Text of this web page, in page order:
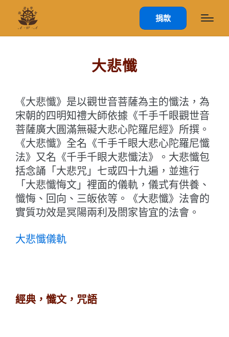
捐款
大悲懺
《大悲懺》是以觀世音菩薩為主的懺法，為
宋朝的四明知禮大師依據《千手千眼觀世音
菩薩廣大圓滿無礙大悲心陀羅尼經》所撰。
《大悲懺》全名《千手千眼大悲心陀羅尼懺
法》又名《千手千眼大悲懺法》。大悲懺包
括念誦「大悲咒」七或四十九遍，並進行
「大悲懺悔文」裡面的儀軌，儀式有供養、
懺悔、回向、三皈依等。《大悲懺》法會的
實質功效是冥陽兩利及閤家皆宜的法會。
大悲懺儀軌
經典，懺文，咒語